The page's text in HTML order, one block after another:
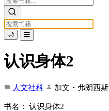
🌙 ☰
认识身体2
人文社科 加文・弗朗西斯
书名：
认识身体2